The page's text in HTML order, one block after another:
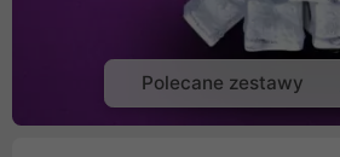
Polecane zestawy